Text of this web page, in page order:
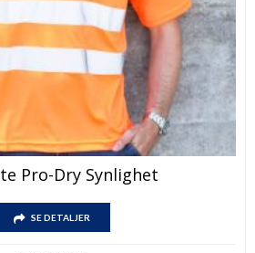
Pro-Dry Synlighet
SE DETALJER